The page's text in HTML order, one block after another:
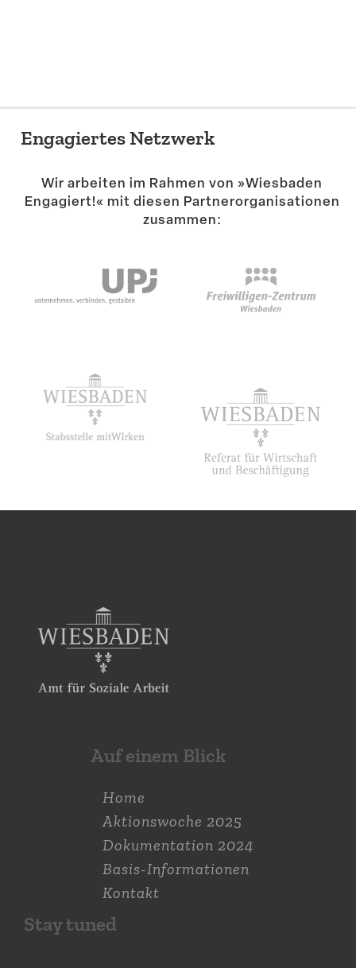
Engagiertes Netzwerk
Wir arbeiten im Rahmen von »Wiesbaden
Engagiert!« mit diesen Partner­or­ga­ni­sa­tionen
zusammen:
Auf einem Blick
Home
Aktions­woche 2025
Dokumen­tation 2024
Basis-Informationen
Kontakt
Stay tuned